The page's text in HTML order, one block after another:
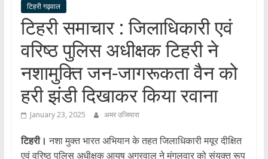
टिहरी गढ़वाल
टिहरी समाचार : जिलाधिकारी एवं
वरिष्ठ पुलिस अधीक्षक टिहरी ने
नशामुक्ति जन-जागरूकता वैन को
हरी झंडी दिखाकर किया रवाना
January 23, 2025 अमर उजियारा
टिहरी। नशा मुक्त भारत अभियान के तहत जिलाधिकारी मयूर दीक्षित
एवं वरिष्ठ पुलिस अधीक्षक आयुष अग्रवाल ने मंगलवार को संयुक्त रूप